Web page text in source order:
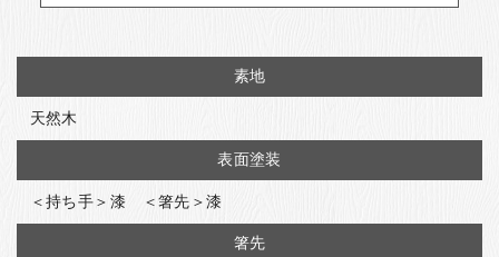
素地
天然木
表面塗装
＜持ち手＞漆 ＜箸先＞漆
箸先